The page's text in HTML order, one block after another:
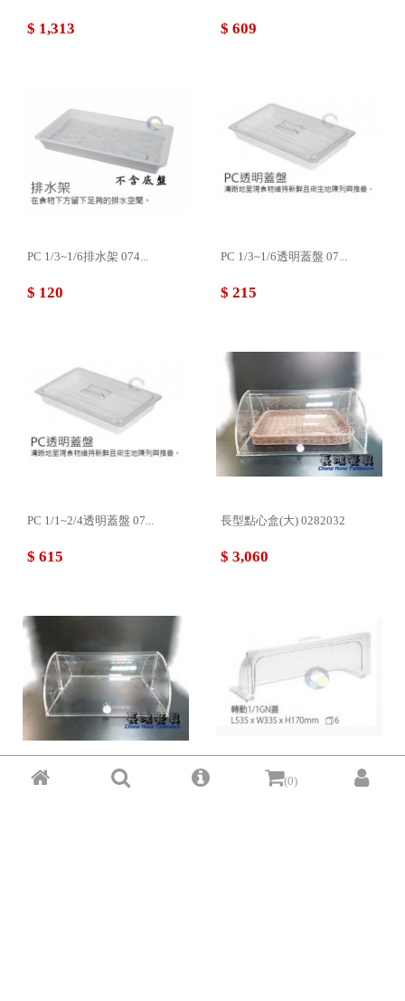
(0)
$ 1,313 $ 609
PC 1/3~1/6排水架 074...
$ 120
PC 1/3~1/6透明蓋盤 07...
$ 215
PC 1/1~2/4透明蓋盤 07...
$ 615
長型點心盒(大) 0282032
$ 3,060
(小)不附內籃 長型點心盒 028... GN 1/1 PC轉動蓋 0745...